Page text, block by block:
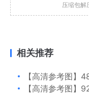
压缩包解
相关推荐
【高清参考图】
【高清参考图】